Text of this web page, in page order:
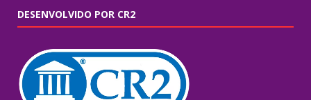
DESENVOLVIDO POR CR2